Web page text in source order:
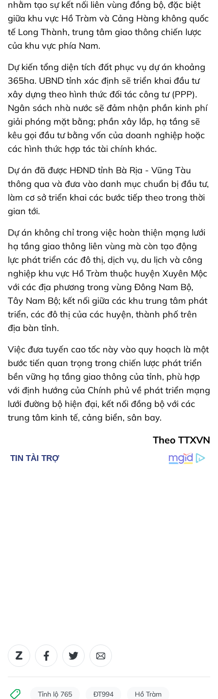
nhằm tạo sự kết nối liên vùng đồng bộ, đặc biệt
giữa khu vực Hồ Tràm và Cảng Hàng không quốc
tế Long Thành, trung tâm giao thông chiến lược
của khu vực phía Nam.
Dự kiến tổng diện tích đất phục vụ dự án khoảng
365ha. UBND tỉnh xác định sẽ triển khai đầu tư
xây dựng theo hình thức đối tác công tư (PPP).
Ngân sách nhà nước sẽ đảm nhận phần kinh phí
giải phóng mặt bằng; phần xây lắp, hạ tầng sẽ
kêu gọi đầu tư bằng vốn của doanh nghiệp hoặc
các hình thức hợp tác tài chính khác.
Dự án đã được HĐND tỉnh Bà Rịa - Vũng Tàu
thông qua và đưa vào danh mục chuẩn bị đầu tư,
làm cơ sở triển khai các bước tiếp theo trong thời
gian tới.
Dự án không chỉ trong việc hoàn thiện mạng lưới
hạ tầng giao thông liên vùng mà còn tạo động
lực phát triển các đô thị, dịch vụ, du lịch và công
nghiệp khu vực Hồ Tràm thuộc huyện Xuyên Mộc
với các địa phương trong vùng Đông Nam Bộ,
Tây Nam Bộ; kết nối giữa các khu trung tâm phát
triển, các đô thị của các huyện, thành phố trên
địa bàn tỉnh.
Việc đưa tuyến cao tốc này vào quy hoạch là một
bước tiến quan trọng trong chiến lược phát triển
bền vững hạ tầng giao thông của tỉnh, phù hợp
với định hướng của Chính phủ về phát triển mạng
lưới đường bộ hiện đại, kết nối đồng bộ với các
trung tâm kinh tế, cảng biển, sân bay.
Theo TTXVN
Tỉnh lộ 765 ĐT994 Hồ Tràm